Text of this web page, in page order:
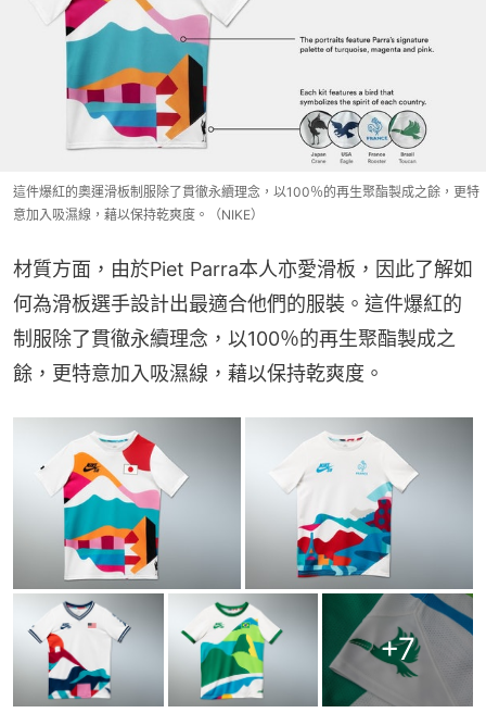
這件爆紅的奧運滑板制服除了貫徹永續理念，以100％的再生聚酯製成之餘，更特
意加入吸濕線，藉以保持乾爽度。（NIKE）
材質方面，由於Piet Parra本人亦愛滑板，因此了解如
何為滑板選手設計出最適合他們的服裝。這件爆紅的
制服除了貫徹永續理念，以100％的再生聚酯製成之
餘，更特意加入吸濕線，藉以保持乾爽度。
+7